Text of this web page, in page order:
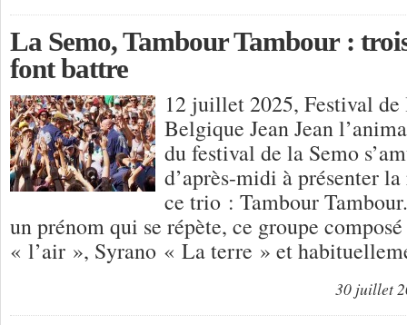
La Semo, Tambour Tambour :
font battre
12 juillet 2025, Festival de
Belgique Jean Jean
du festival de la Semo
d’après-midi à présenter
ce trio : Tambour
un prénom qui se répète, ce groupe
« l’air », Syrano « La terre » et
30 juillet